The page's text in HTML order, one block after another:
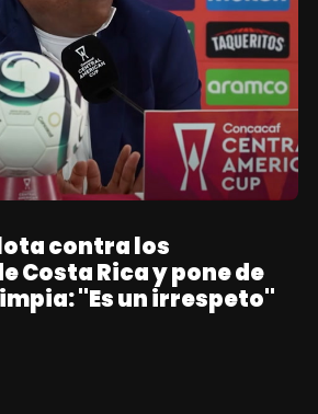
contra los
Costa Rica y pone de
"Es un irrespeto"